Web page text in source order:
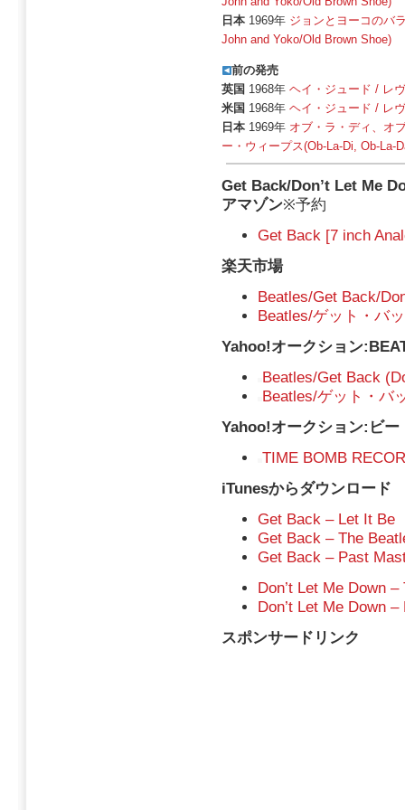
日本 1969年 ジョンとヨーコのバ
John and Yoko/Old Brown Shoe)
前の発売
英国 1968年 ヘイ・ジュード / レ
米国 1968年 ヘイ・ジュード / レ
日本 1969年 オブ・ラ・ディ、オ
ー・ウィープス(Ob-La-Di, Ob-La-
Get Back/Don’t Let Me
アマゾン※予約
Get Back [7 inch
楽天市場
Beatles/Get Back/
Beatles/ゲット・バ
Yahoo!オークション
Beatles/Get Back
Beatles/ゲット・バ
Yahoo!オークション:ビ
TIME BOMB
iTunesからダウンロード
Get Back – Let It Be
Get Back – The
Get Back – Past
Don’t Let Me Down
Don’t Let Me Down
スポンサードリンク